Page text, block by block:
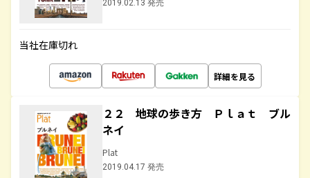
2019.02.13 発売
当社在庫切れ
詳細を見る
２２ 地球の歩き方 Ｐｌａｔ ブル
ネイ
Plat
2019.04.17 発売